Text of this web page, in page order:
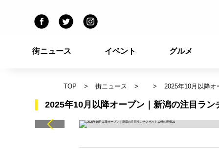
街ニュース イベント グルメ
TOP 街ニュース 2025年10月以降
2025年10月以降オープン｜新潟の注目ラ